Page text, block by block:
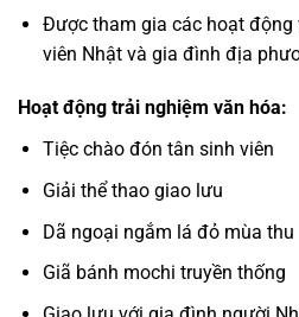
Được tham gia các hoạt động
viên Nhật và gia đình địa
Hoạt động trải nghiệm văn hóa:
Tiệc chào đón tân sinh viên
Giải thể thao giao lưu
Dã ngoại ngắm lá đỏ mùa thu
Giã bánh mochi truyền thống